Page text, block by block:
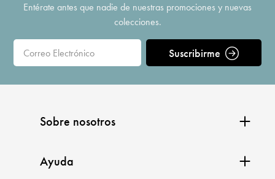
Entérate antes que nadie de nuestras promociones y nuevas
colecciones.
Suscribirme
Sobre nosotros
Ayuda